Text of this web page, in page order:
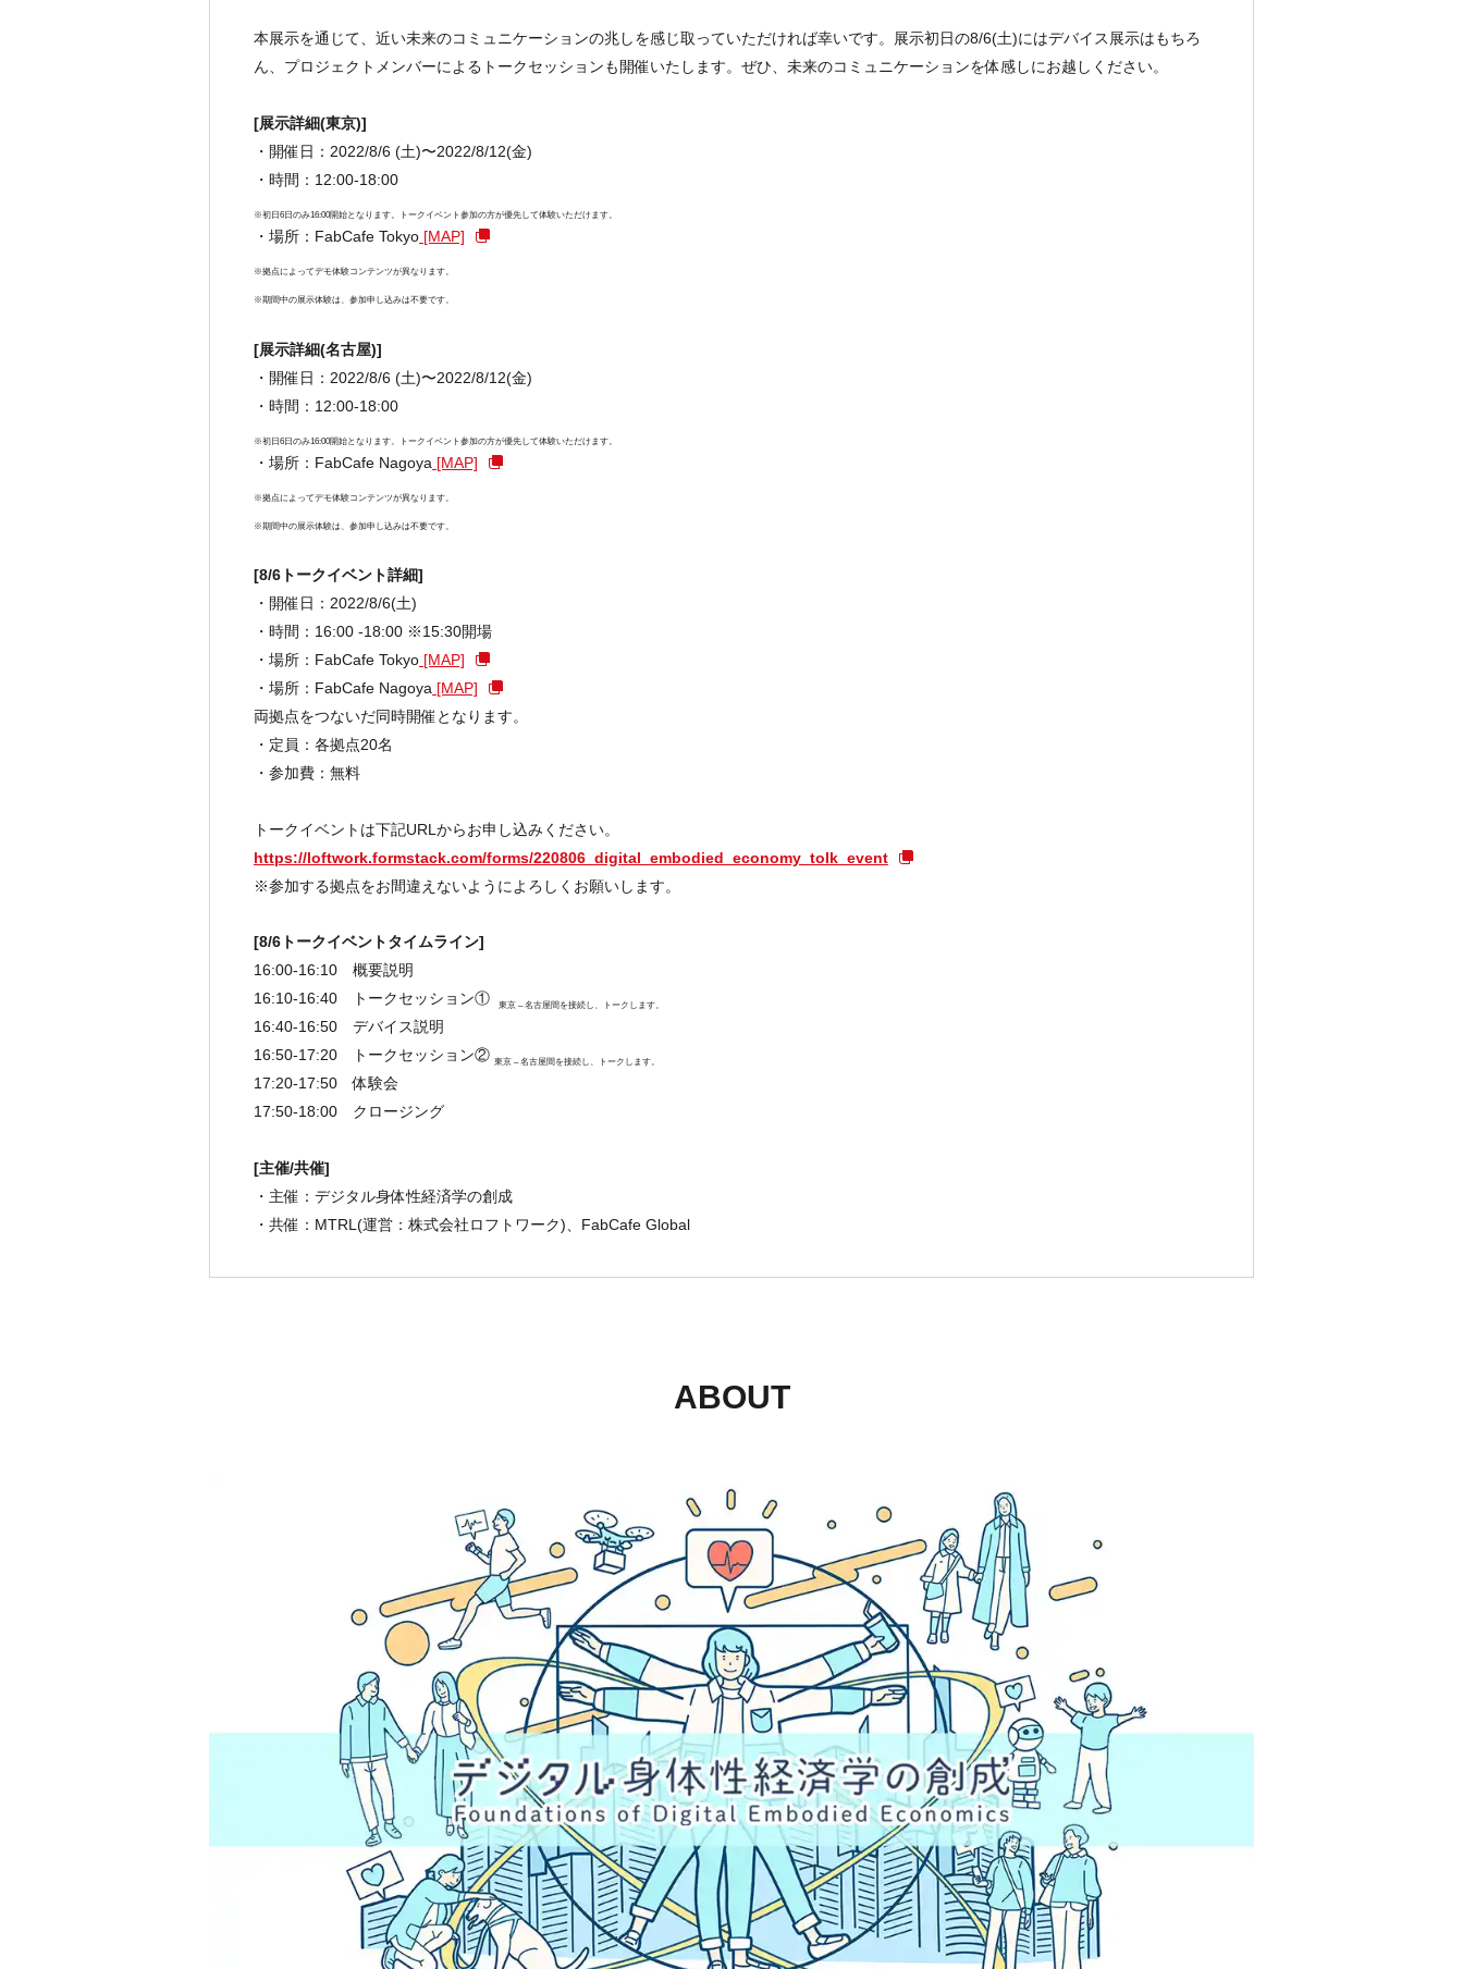
本展示を通じて、近い未来のコミュニケーションの兆しを感じ取っていただければ幸いです。展示初日の8/6(土)にはデバイス展示はもちろ
ん、プロジェクトメンバーによる トークセッションも開催いたします。ぜひ、未来のコミュニケーションを体感しにお越しください。
[展示詳細(東京)]
・開催日：2022/8/6 (土)〜2022/8/12(金)
・時間：12:00-18:00
※初日6日のみ16:00開始となります。トークイベント参加の方が優先して体験いただけます。
・場所：FabCafe Tokyo [MAP]
※拠点によってデモ体験コンテンツが異なります。
※期間中の展示体験は、参加申し込みは不要です。
[展示詳細(名古屋)]
・開催日：2022/8/6 (土)〜2022/8/12(金)
・時間：12:00-18:00
※初日6日のみ16:00開始となります。トークイベント参加の方が優先して体験いただけます。
・場所：FabCafe Nagoya [MAP]
※拠点によってデモ体験コンテンツが異なります。
※期間中の展示体験は、参加申し込みは不要です。
[8/6トークイベント詳細]
・開催日：2022/8/6(土)
・時間：16:00 -18:00 ※15:30開場
・場所：FabCafe Tokyo [MAP]
・場所：FabCafe Nagoya [MAP]
両拠点をつないだ同時開催となります。
・定員：各拠点20名
・参加費：無料
トークイベントは下記URLからお申し込みください。
https://loftwork.formstack.com/forms/220806_digital_embodied_economy_tolk_event
※参加する拠点をお間違えないようによろしくお願いします。
[8/6トークイベントタイムライン]
16:00-16:10 概要説明
16:10-16:40 トークセッション①
東京 – 名古屋間を接続し、トークします。
16:40-16:50 デバイス説明
16:50-17:20 トークセッション② 東京 – 名古屋間を接続し、トークします。
17:20-17:50 体験会
17:50-18:00 クロージング
[主催/共催]
・主催：デジタル身体性経済学の創成
・共催：MTRL(運営：株式会社ロフトワーク)、FabCafe Global
ABOUT